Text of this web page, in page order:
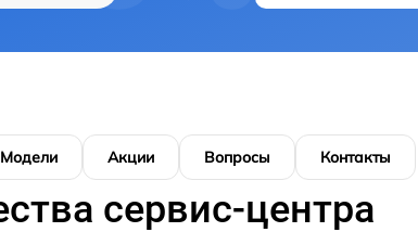
Модели Акции Вопросы Контакты
сервис-центра